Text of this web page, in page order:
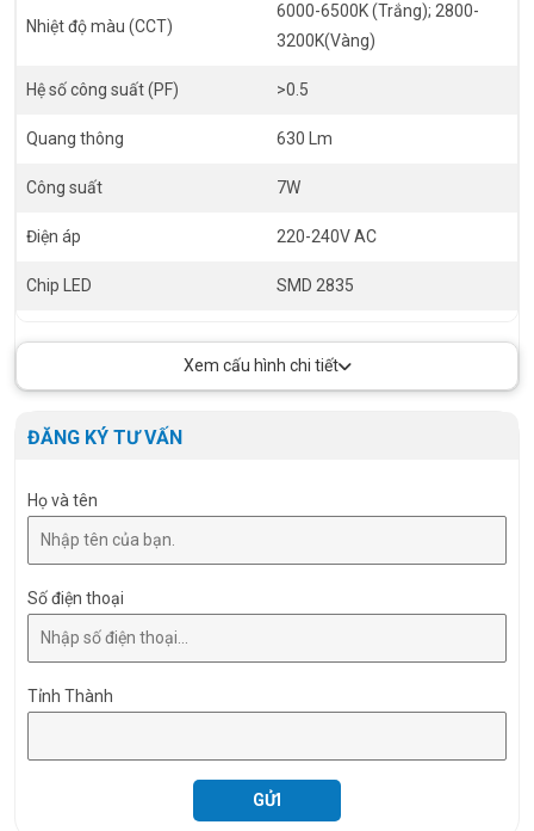
Nhiệt độ màu (CCT)
6000-6500K (Trắng); 2800-
3200K(Vàng)
Hệ số công suất (PF) >0.5
Quang thông 630 Lm
Công suất 7W
Điện áp 220-240V AC
Chip LED SMD 2835
Size
Xem cấu hình chi tiết
ĐĂNG KÝ TƯ VẤN
Họ và tên
Số điện thoại
Tỉnh Thành